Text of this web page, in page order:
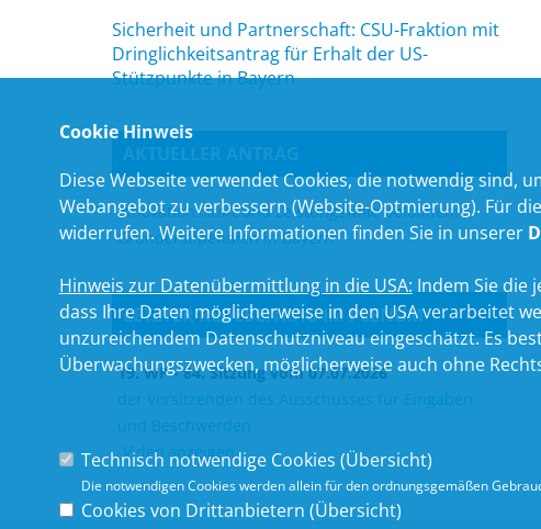
Sicherheit und Partnerschaft: CSU-Fraktion mit
Dringlichkeitsantrag für Erhalt der US-
Stützpunkte in Bayern
AKTUELLER ANTRAG
Innovationskraft und Leistungswille belohnen:
Gründerstipendien in Bayern
LETZTER REDEBEITRAG IM PLENUM
19. WP - 84. Sitzung vom 07.07.2026
der Vorsitzenden des Ausschusses für Eingaben
und Beschwerden
Video anzeigen
Cookie Hinweis
Diese Webseite verwendet Cookies, die notwendig sind,
Webangebot zu verbessern (Website-Optmierung). Für
widerrufen. Weitere Informationen finden Sie in unserer
Hinweis zur Datenübermittlung in die USA: Indem Sie die
dass Ihre Daten möglicherweise in den USA verarbeitet
unzureichendem Datenschutzniveau eingeschätzt. Es
Überwachungszwecken, möglicherweise auch ohne
Technisch notwendige Cookies (Übersicht)
Die notwendigen Cookies werden allein für den ordnungsgemäßen
Cookies von Drittanbietern (Übersicht)